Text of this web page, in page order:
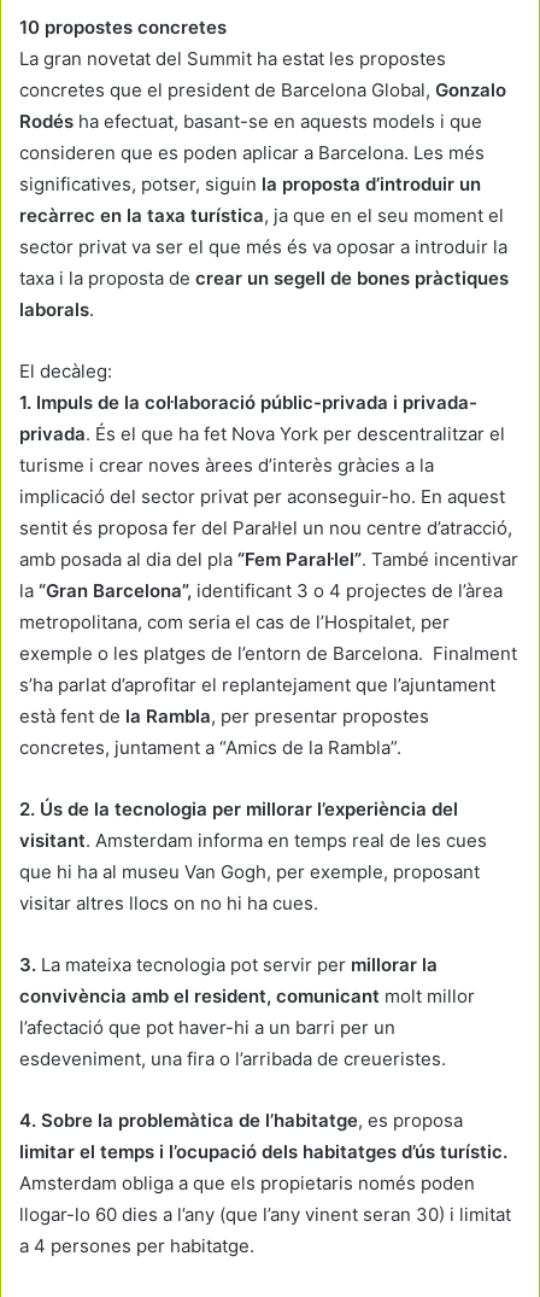
10 propostes concretes
La gran novetat del Summit ha estat les propostes
concretes que el president de Barcelona Global, Gonzalo
Rodés ha efectuat, basant-se en aquests models i que
consideren que es poden aplicar a Barcelona. Les més
significatives, potser, siguin la proposta d’introduir un
recàrrec en la taxa turística, ja que en el seu moment el
sector privat va ser el que més és va oposar a introduir la
taxa i la proposta de crear un segell de bones pràctiques
laborals.
El decàleg:
1. Impuls de la col·laboració públic-privada i privada-
privada. És el que ha fet Nova York per descentralitzar el
turisme i crear noves àrees d’interès gràcies a la
implicació del sector privat per aconseguir-ho. En aquest
sentit és proposa fer del Paral·lel un nou centre d’atracció,
amb posada al dia del pla “Fem Paral·lel”. També incentivar
la “Gran Barcelona”, identificant 3 o 4 projectes de l’àrea
metropolitana, com seria el cas de l’Hospitalet, per
exemple o les platges de l’entorn de Barcelona. Finalment
s’ha parlat d’aprofitar el replantejament que l’ajuntament
està fent de la Rambla, per presentar propostes
concretes, juntament a “Amics de la Rambla”.
2. Ús de la tecnologia per millorar l’experiència del
visitant. Amsterdam informa en temps real de les cues
que hi ha al museu Van Gogh, per exemple, proposant
visitar altres llocs on no hi ha cues.
3. La mateixa tecnologia pot servir per millorar la
convivència amb el resident, comunicant molt millor
l’afectació que pot haver-hi a un barri per un
esdeveniment, una fira o l’arribada de creueristes.
4. Sobre la problemàtica de l’habitatge, es proposa
limitar el temps i l’ocupació dels habitatges d’ús turístic.
Amsterdam obliga a que els propietaris només poden
llogar-lo 60 dies a l’any (que l’any vinent seran 30) i limitat
a 4 persones per habitatge.